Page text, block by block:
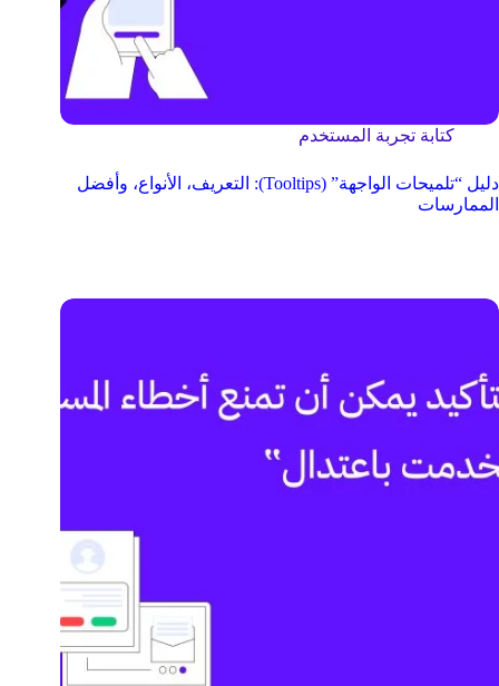
كتابة تجربة المستخدم
دليل “تلميحات الواجهة” (Tooltips): التعريف، الأنواع، وأفضل
الممارسات